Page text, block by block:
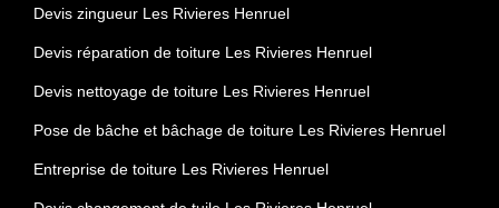
Devis zingueur Les Rivieres Henruel
Devis réparation de toiture Les Rivieres Henruel
Devis nettoyage de toiture Les Rivieres Henruel
Pose de bâche et bâchage de toiture Les Rivieres Henruel
Entreprise de toiture Les Rivieres Henruel